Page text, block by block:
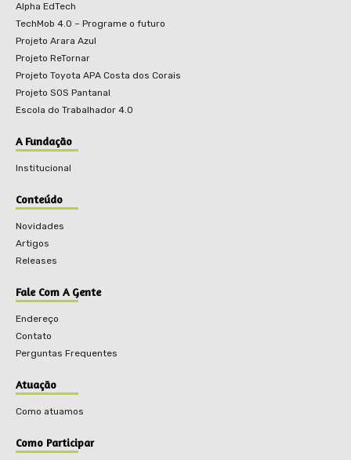
Alpha EdTech
TechMob 4.0 – Programe o futuro
Projeto Arara Azul
Projeto ReTornar
Projeto Toyota APA Costa dos Corais
Projeto SOS Pantanal
Escola do Trabalhador 4.0
A Fundação
Institucional
Conteúdo
Novidades
Artigos
Releases
Fale Com A Gente
Endereço
Contato
Perguntas Frequentes
Atuação
Como atuamos
Como Participar